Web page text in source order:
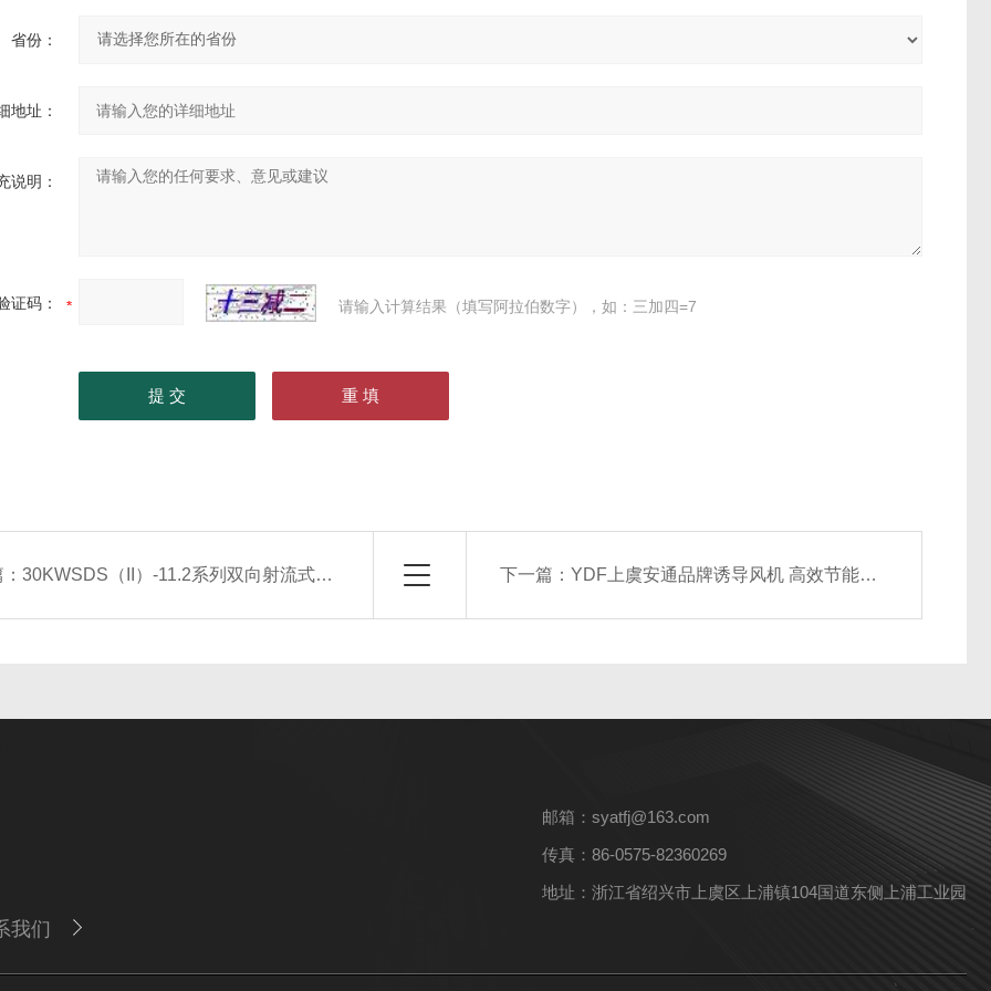
省份：
地址：
说明：
证码： 请输入计算结果（填写阿拉伯数字），如：三加四=7
：30KWSDS（II）-11.2系列双向射流式通风机 诱导风机 下一篇： YDF上虞安通品牌诱导风机 高效节能 灵活性强
我们
邮箱：syatfj@163.com
传真：86-0575-82360269
地址：浙江省绍兴市上虞区上浦镇104国道东侧上浦工业园